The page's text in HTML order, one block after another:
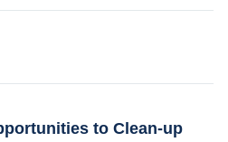
to Clean-up